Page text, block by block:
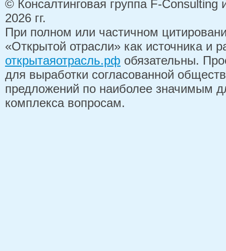
© Консалтинговая группа F-
2026 гг.
При полном или частичном
«Открытой отрасли» как источника и
открытаяотрасль.рф обязательны.
для выработки согласованной
предложений по наиболее значимым
комплекса вопросам.